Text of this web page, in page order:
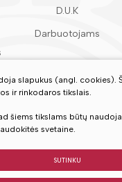
D.U.K
Darbuotojams
mūsų
slapukus (angl. cookies).
ir rinkodaros tikslais.
šiems tikslams būtų
svetaine.
SUTINKU